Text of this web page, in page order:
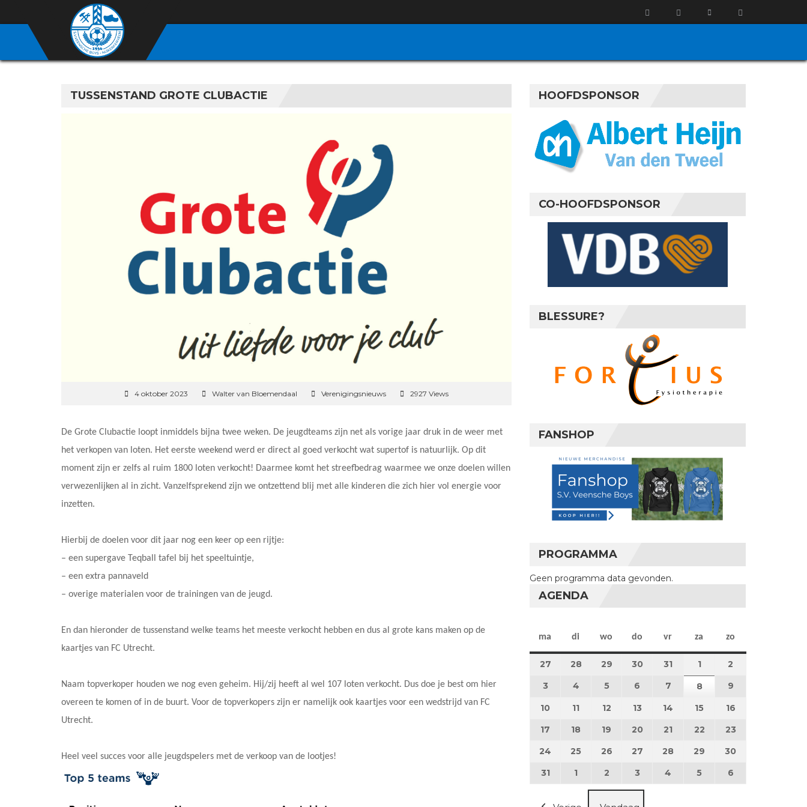
TUSSENSTAND GROTE CLUBACTIE
4 oktober 2023 Walter van Bloemendaal Verenigingsnieuws 2927 Views
De Grote Clubactie loopt inmiddels bijna twee weken. De jeugdteams zijn net als vorige jaar druk in de weer met
het verkopen van loten. Het eerste weekend werd er direct al goed verkocht wat supertof is natuurlijk. Op dit
moment zijn er zelfs al ruim 1800 loten verkocht! Daarmee komt het streefbedrag waarmee we onze doelen willen
verwezenlijken al in zicht. Vanzelfsprekend zijn we ontzettend blij met alle kinderen die zich hier vol energie voor
inzetten.
Hierbij de doelen voor dit jaar nog een keer op een rijtje:
– een supergave Teqball tafel bij het speeltuintje,
– een extra pannaveld
– overige materialen voor de trainingen van de jeugd.
En dan hieronder de tussenstand welke teams het meeste verkocht hebben en dus al grote kans maken op de
kaartjes van FC Utrecht.
Naam topverkoper houden we nog even geheim. Hij/zij heeft al wel 107 loten verkocht. Dus doe je best om hier
overeen te komen of in de buurt. Voor de topverkopers zijn er namelijk ook kaartjes voor een wedstrijd van FC
Utrecht.
Heel veel succes voor alle jeugdspelers met de verkoop van de lootjes!
HOOFDSPONSOR
CO-HOOFDSPONSOR
BLESSURE?
FANSHOP
PROGRAMMA
Geen programma data gevonden.
AGENDA
ma maandag
di dinsdag
wo woensdag
do donderdag
vr vrijdag
za zaterdag
zo
27 27 juli 2026
28 28 juli 2026
29 29 juli 2026
3030 juli 2026
31 31 juli 2026
11 augustus 2026
2
3 3 augustus 2026
4 4 augustus 2026
55 augustus 2026
6 6 augustus 2026
7 7 augustus 2026
88 augustus 2026
9
10 10 augustus 2026
11 11 augustus 2026
12 12 augustus 2026
13 13 augustus 2026
14 14 augustus 2026
15 15 augustus 2026
16
17 17 augustus 2026
18 18 augustus 2026
19 19 augustus 2026
20 20 augustus 2026
21 21 augustus 2026
22 22 augustus 2026
23
24 24 augustus 2026
25 25 augustus 2026
26 26 augustus 2026
27 27 augustus 2026
28 28 augustus 2026
29 29 augustus 2026
30
3131 augustus 2026
1 1 september 2026
2 2 september 2026
3 3 september 2026
4 4 september 2026
5 5 september 2026
6